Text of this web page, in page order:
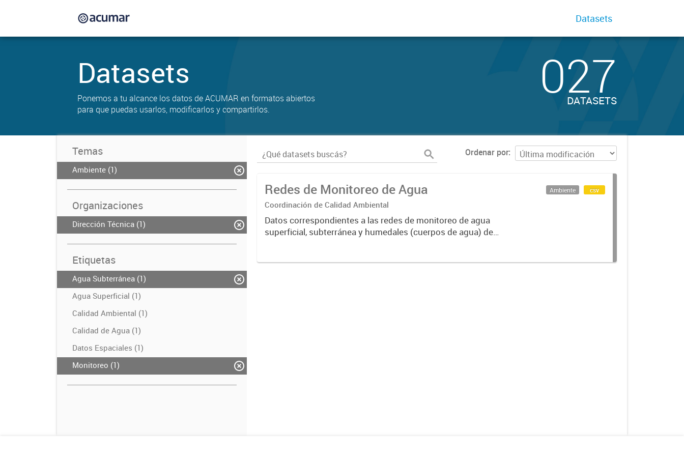
Datasets
Datasets
Ponemos a tu alcance los datos de ACUMAR en formatos abiertos
para que puedas usarlos, modificarlos y compartirlos.
027
DATASETS
Temas
Ambiente (1)
Organizaciones
Dirección Técnica (1)
Etiquetas
Agua Subterránea (1)
Agua Superficial (1)
Calidad Ambiental (1)
Calidad de Agua (1)
Datos Espaciales (1)
Monitoreo (1)
Ordenar por
Redes de Monitoreo de Agua
Coordinación de Calidad Ambiental
Datos correspondientes a las redes de monitoreo de agua
superficial, subterránea y humedales (cuerpos de agua) de
Ambiente csv